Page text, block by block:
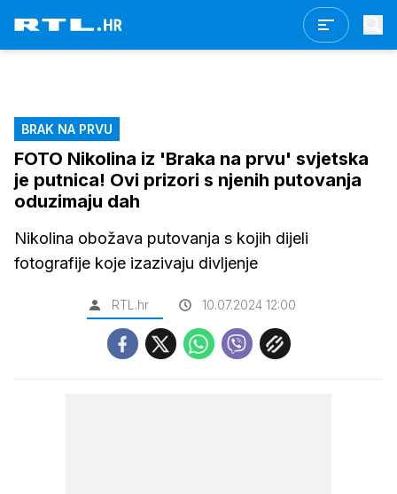
BRAK NA PRVU
FOTO Nikolina iz 'Braka na prvu' svjetska
je putnica! Ovi prizori s njenih putovanja
oduzimaju dah
Nikolina obožava putovanja s kojih dijeli
fotografije koje izazivaju divljenje
RTL.hr 10.07.2024 12:00